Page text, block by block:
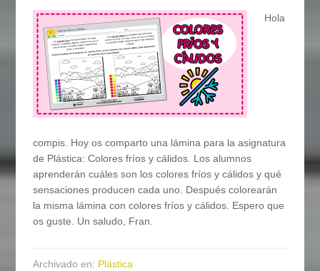
Hola
compis. Hoy os comparto una lámina para la asignatura
de Plástica: Colores fríos y cálidos. Los alumnos
aprenderán cuáles son los colores fríos y cálidos y qué
sensaciones producen cada uno. Después colorearán
la misma lámina con colores fríos y cálidos. Espero que
os guste. Un saludo, Fran.
Archivado en: Plástica